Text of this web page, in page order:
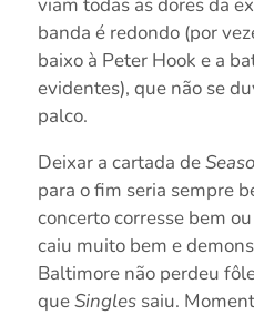
banda é redondo (por
baixo à Peter Hook e a
evidentes), que não se
palco.
Deixar a cartada de
para o fim seria sempre
concerto corresse bem
caiu muito bem e
Baltimore não perdeu
queSingles saiu.